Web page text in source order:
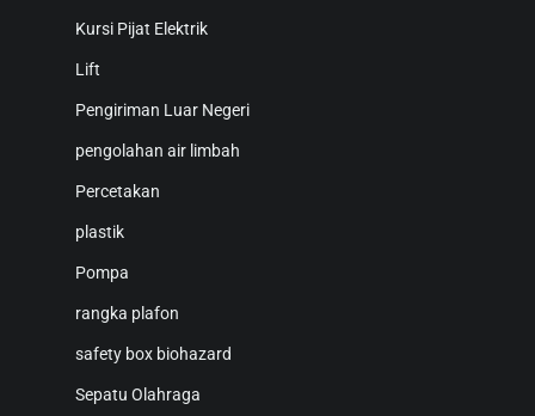
Kursi Pijat Elektrik
Lift
Pengiriman Luar Negeri
pengolahan air limbah
Percetakan
plastik
Pompa
rangka plafon
safety box biohazard
Sepatu Olahraga